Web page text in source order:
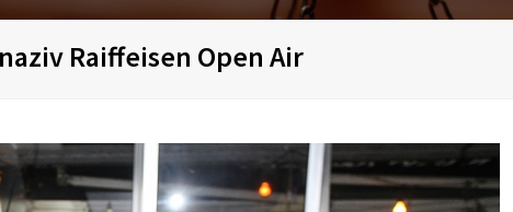
Raiffeisen Open Air